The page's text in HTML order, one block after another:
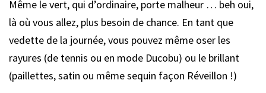
Même le vert, qui d’ordinaire, porte malheur … beh oui,
là où vous allez, plus besoin de chance. En tant que
vedette de la journée, vous pouvez même oser les
rayures (de tennis ou en mode Ducobu) ou le brillant
(paillettes, satin ou même sequin façon Réveillon !)